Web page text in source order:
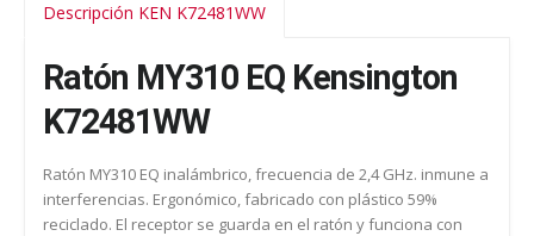
Descripción KEN K72481WW
Ratón MY310 EQ Kensington
K72481WW
Ratón MY310 EQ inalámbrico, frecuencia de 2,4 GHz. inmune a
interferencias. Ergonómico, fabricado con plástico 59%
reciclado. El receptor se guarda en el ratón y funciona con